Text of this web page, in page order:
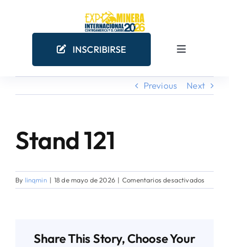
INSCRIBIRSE
Toggle
¿POR QUÉ PARTICIPAR?
Previous Next
Stand 121
By linqmin | 18 de mayo de 2026 | Comentarios desactivados
Stand
Share This Story, Choose Your